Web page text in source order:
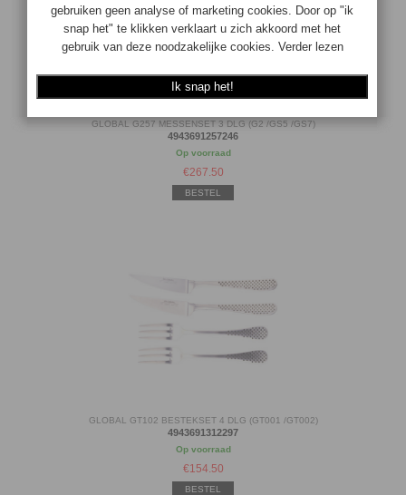
GLOBAL G257 MESSENSET 3 DLG (G2 /GS5 /GS7)
4943691257246
Op voorraad
€267.50
BESTEL
GLOBAL GT102 BESTEKSET 4 DLG (GT001 /GT002)
4943691312297
Op voorraad
€154.50
BESTEL